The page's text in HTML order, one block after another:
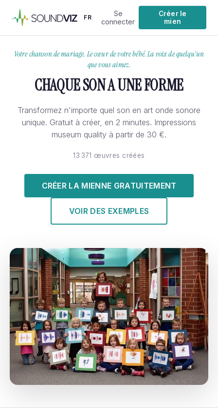
· FR ·
Se
connecter
Créer le
mien
Votre chanson de mariage. Le cœur de votre bébé. La voix de quelqu'un
que vous aimez.
CHAQUE SON A UNE FORME
Transformez n'importe quel son en art onde sonore
unique. Gratuit à créer, en 2 minutes. Impressions
museum quality à partir de 30 €.
13 371 œuvres créées
CRÉER LA MIENNE GRATUITEMENT
VOIR DES EXEMPLES